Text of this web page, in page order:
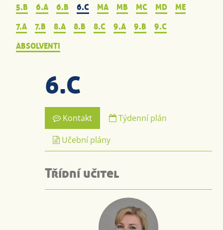
6.C
Kontakt
Týdenní plán
Učební plány
Třídní učitel
5.B
6.A 6.B 6.C MA MB MC MD
ME
7.A
7.B 8.A 8.B 8.C 9.A 9.B
9.C
ABSOLVENTI